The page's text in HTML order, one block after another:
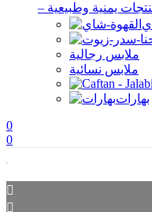
يمنية وطبيعية
ملابس رجالية
ملابس نسائية
بهارات
0
0